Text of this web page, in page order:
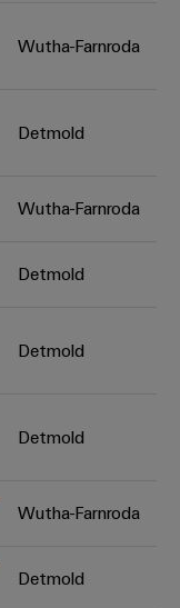
Entwicklung
Karriere auf
Wutha-Farnroda
Detmold
Wutha-Farnroda
Detmold
Detmold
Detmold
Wutha-Farnroda
Detmold